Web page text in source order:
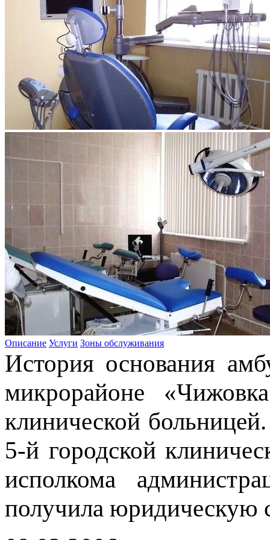
Описание Услуги Зоны обслуживания
История основания
микрорайоне
клинической больницей.
5-й городской
исполкома
получила юридическую